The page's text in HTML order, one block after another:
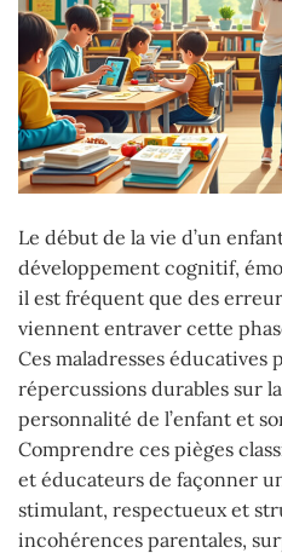
Le début de la vie d’un
développement cognitif,
il est fréquent que des
viennent entraver cette
Ces maladresses éducatives
répercussions durables sur
personnalité de l’enfant et
Comprendre ces pièges
et éducateurs de façonner
stimulant, respectueux et
incohérences parentales,